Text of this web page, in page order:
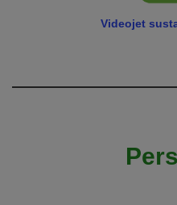
Videojet